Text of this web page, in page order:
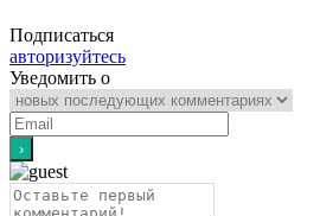
Подписаться
авторизуйтесь
Уведомить о